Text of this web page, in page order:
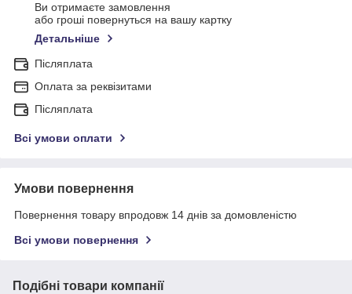
Ви отримаєте замовлення
або гроші повернуться на вашу картку
Детальніше
Післяплата
Оплата за реквізитами
Післяплата
Всі умови оплати
Умови повернення
Повернення товару впродовж 14 днів за домовленістю
Всі умови повернення
Подібні товари компанії